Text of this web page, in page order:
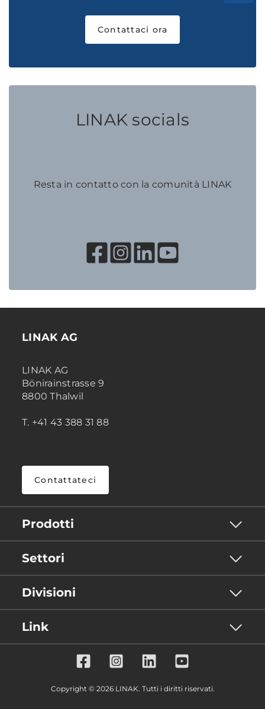
Contattaci ora
LINAK socials
Resta in contatto con la comunità LINAK
LINAK AG
LINAK AG
Bönirainstrasse 9
8800 Thalwil
T. +41 43 388 31 88
Contattateci
Prodotti
Settori
Divisioni
Link
Copyright © 2026 LINAK. Tutti i diritti riservati.